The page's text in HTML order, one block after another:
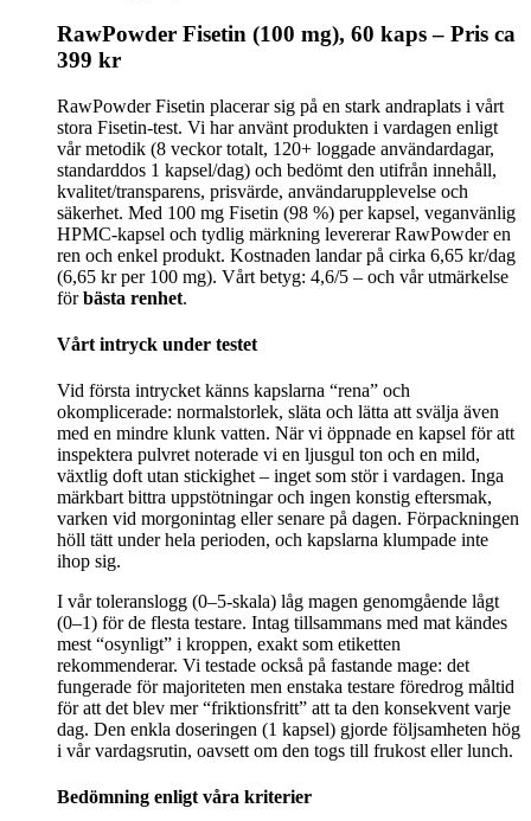
RawPowder Fisetin (100 mg), 60 kaps – Pris ca
399 kr
RawPowder Fisetin placerar sig på en stark andraplats i vårt
stora Fisetin-test. Vi har använt produkten i vardagen enligt
vår metodik (8 veckor totalt, 120+ loggade användardagar,
standarddos 1 kapsel/dag) och bedömt den utifrån innehåll,
kvalitet/transparens, prisvärde, användarupplevelse och
säkerhet. Med 100 mg Fisetin (98 %) per kapsel, veganvänlig
HPMC-kapsel och tydlig märkning levererar RawPowder en
ren och enkel produkt. Kostnaden landar på cirka 6,65 kr/dag
(6,65 kr per 100 mg). Vårt betyg: 4,6/5 – och vår utmärkelse
förbästa renhet.
Vårt intryck under testet
Vid första intrycket känns kapslarna “rena” och
okomplicerade: normalstorlek, släta och lätta att svälja även
med en mindre klunk vatten. När vi öppnade en kapsel för att
inspektera pulvret noterade vi en ljusgul ton och en mild,
växtlig doft utan stickighet – inget som stör i vardagen. Inga
märkbart bittra uppstötningar och ingen konstig eftersmak,
varken vid morgonintag eller senare på dagen. Förpackningen
höll tätt under hela perioden, och kapslarna klumpade inte
ihop sig.
I vår toleranslogg (0–5-skala) låg magen genomgående lågt
(0–1) för de flesta testare. Intag tillsammans med mat kändes
mest “osynligt” i kroppen, exakt som etiketten
rekommenderar. Vi testade också på fastande mage: det
fungerade för majoriteten men enstaka testare föredrog måltid
för att det blev mer “friktionsfritt” att ta den konsekvent varje
dag. Den enkla doseringen (1 kapsel) gjorde följsamheten hög
i vår vardagsrutin, oavsett om den togs till frukost eller lunch.
Bedömning enligt våra kriterier